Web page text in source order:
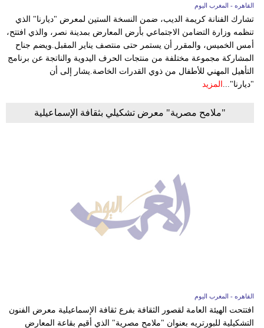
فيديو
سيارات
القاهره - المغرب اليوم
تشارك الفنانة كريمة الديب، ضمن النسخة الستين لمعرض "ديارنا" الذي
تنظمه وزارة التضامن الاجتماعي بأرض المعارض بمدينة نصر، والذي افتتح،
أمس الخميس، والمقرر أن يستمر حتى منتصف يناير المقبل.ويضم جناح
المشاركة مجموعة مختلفة من منتجات الحرف اليدوية والناتجة عن برنامج
التأهيل المهني للأطفال من ذوي القدرات الخاصة.يشار إلى أن
"ديارنا"... المزيد
"ملامح مصرية" معرض تشكيلي بثقافة الإسماعيلية
القاهره - المغرب اليوم
افتتحت الهيئة العامة لقصور الثقافة بفرع ثقافة الإسماعيلية معرض الفنون
التشكيلية للبورتريه بعنوان "ملامح مصرية" الذي أقيم بقاعة المعارض